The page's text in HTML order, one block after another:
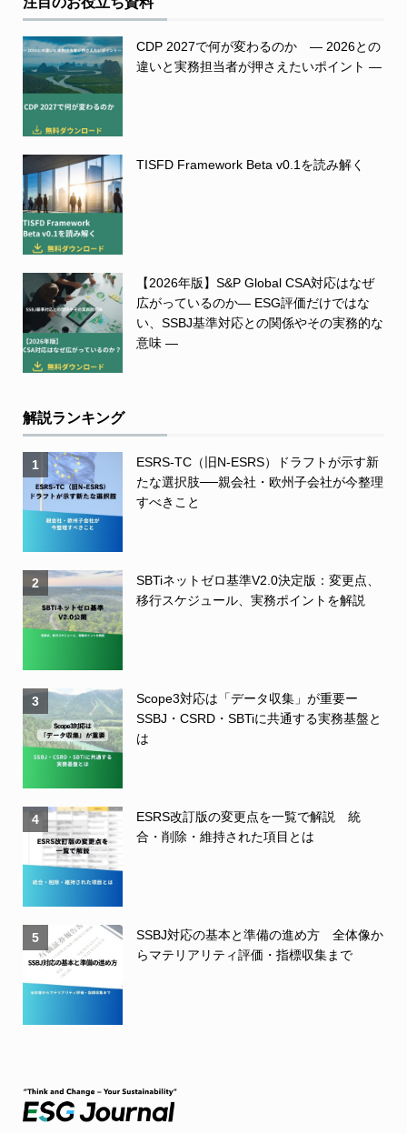
CDP 2027で何が変わるのか ― 2026との
違いと実務担当者が押さえたいポイント ―
TISFD Framework Beta v0.1を読み解く
【2026年版】S&P Global CSA対応はなぜ
広がっているのか― ESG評価だけではな
い、SSBJ基準対応との関係やその実務的な
意味 ―
解説ランキング
1
ESRS-TC（旧N-ESRS）ドラフトが示す新
たな選択肢──親会社・欧州子会社が今整理
すべきこと
2
SBTiネットゼロ基準V2.0決定版：変更点、
移行スケジュール、実務ポイントを解説
3
Scope3対応は「データ収集」が重要ー
SSBJ・CSRD・SBTiに共通する実務基盤と
は
4
ESRS改訂版の変更点を一覧で解説 統
合・削除・維持された項目とは
5
SSBJ対応の基本と準備の進め方 全体像か
らマテリアリティ評価・指標収集まで